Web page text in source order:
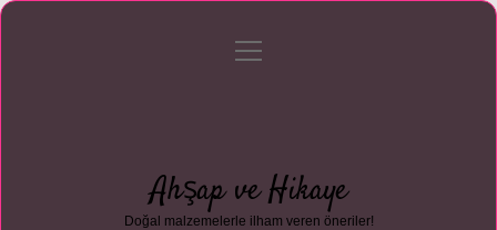
Gizlilik Politikası
menüyü
Ahşap ve Hikaye
Doğal malzemelerle ilham veren öneriler!